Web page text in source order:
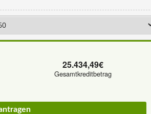
25.434,49€
Gesamtkreditbetrag